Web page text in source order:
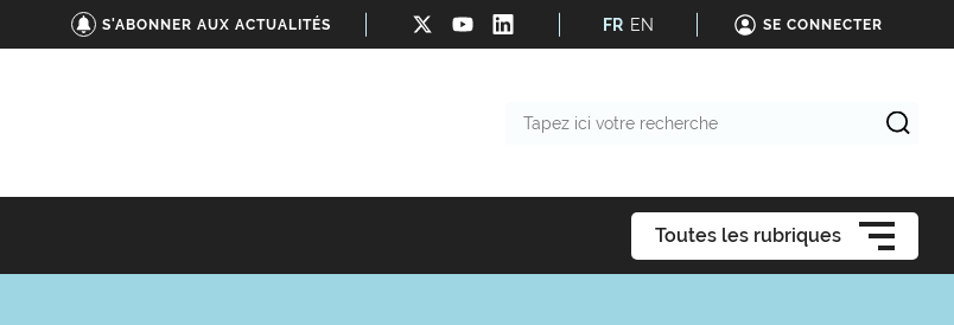
S'ABONNER AUX ACTUALITÉS FR EN SE CONNECTER
Toutes les rubriques